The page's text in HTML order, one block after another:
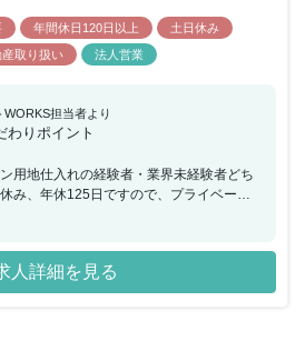
年間休日120日以上
土日休み
取り扱い 法人営業
WORKS担当者より
わりポイント
用地仕入れの経験者・業界未経験者どち
み、年休125日ですので、プライベート
。 同社は自社マンションブランドの都市
受賞しており、その街ならではのライフ
ョンを提案し続け、増収増益を継続して
ます。
人詳細を見る